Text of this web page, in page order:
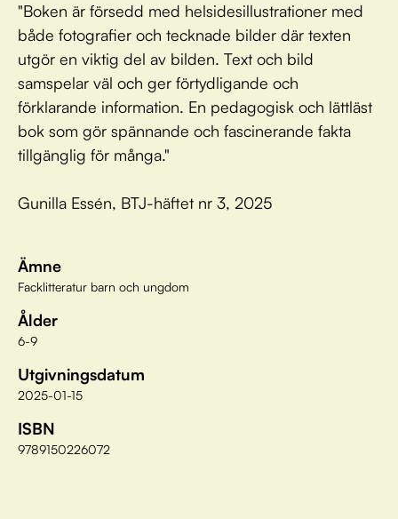
"Boken är försedd med helsidesillustrationer med
både fotografier och tecknade bilder där texten
utgör en viktig del av bilden. Text och bild
samspelar väl och ger förtydligande och
förklarande information. En pedagogisk och lättläst
bok som gör spännande och fascinerande fakta
tillgänglig för många."
Gunilla Essén, BTJ-häftet nr 3, 2025
Ämne
Facklitteratur barn och ungdom
Ålder
6-9
Utgivningsdatum
2025-01-15
ISBN
9789150226072